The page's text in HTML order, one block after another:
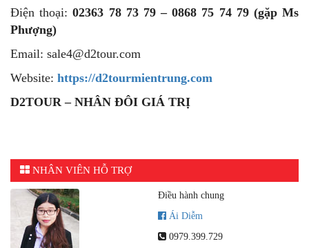
Điện thoại:02363 78 73 79 – 0868 75 74 79 (gặp Ms
Phượng)
Email: sale4@d2tour.com
Website: https://d2tourmientrung.com
D2TOUR – NHÂN ĐÔI GIÁ TRỊ
NHÂN VIÊN HỖ TRỢ
Điều hành chung
Ái Diễm
0979.399.729